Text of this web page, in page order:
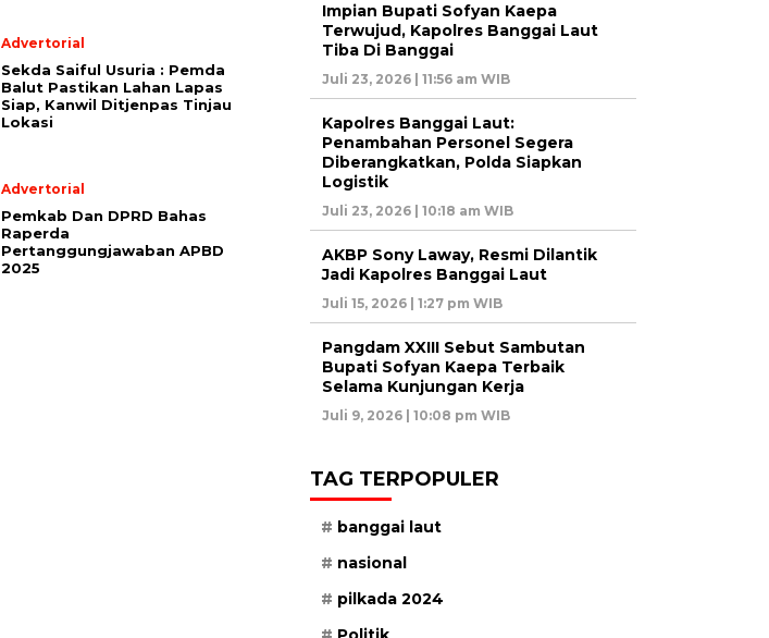
Advertorial
Sekda Saiful Usuria : Pemda
Balut Pastikan Lahan Lapas
Siap, Kanwil Ditjenpas Tinjau
Lokasi
Advertorial
Pemkab Dan DPRD Bahas
Raperda
Pertanggungjawaban APBD
2025
Impian Bupati Sofyan Kaepa
Terwujud, Kapolres Banggai Laut
Tiba Di Banggai
Juli 23, 2026 | 11:56 am WIB
Kapolres Banggai Laut:
Penambahan Personel Segera
Diberangkatkan, Polda Siapkan
Logistik
Juli 23, 2026 | 10:18 am WIB
AKBP Sony Laway, Resmi Dilantik
Jadi Kapolres Banggai Laut
Juli 15, 2026 | 1:27 pm WIB
Pangdam XXIII Sebut Sambutan
Bupati Sofyan Kaepa Terbaik
Selama Kunjungan Kerja
Juli 9, 2026 | 10:08 pm WIB
TAG TERPOPULER
banggai laut
nasional
pilkada 2024